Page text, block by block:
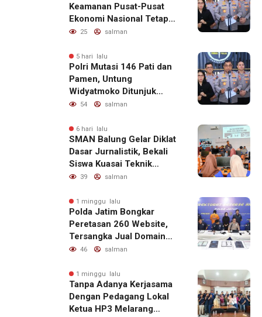
Keamanan Pusat-Pusat
Ekonomi Nasional Tetap
Kondusif
25 salman
5 hari lalu
Polri Mutasi 146 Pati dan
Pamen, Untung
Widyatmoko Ditunjuk
sebagai Kadivhubinter
54 salman
6 hari lalu
SMAN Balung Gelar Diklat
Dasar Jurnalistik, Bekali
Siswa Kuasai Teknik
Menulis Berita yang
39 salman
1 minggu lalu
Polda Jatim Bongkar
Peretasan 260 Website,
Tersangka Jual Domain
untuk Promosi Judi Online
46 salman
1 minggu lalu
Tanpa Adanya Kerjasama
Dengan Pedagang Lokal
Ketua HP3 Melarang